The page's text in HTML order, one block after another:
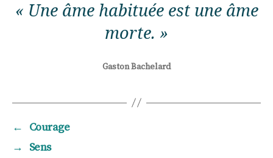
« Une âme habituée est une âme
morte. »
Gaston Bachelard
←
Courage
→
Sens